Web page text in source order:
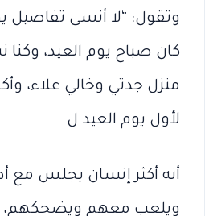
وتقول: “لا أنسى تفاصيل
كان صباح يوم العيد،
منزل جدتي وخالي علاء،
لأول يوم العيد ل
أنه أكثر إنسان يجلس مع
ويلعب معهم ويضحكهم،